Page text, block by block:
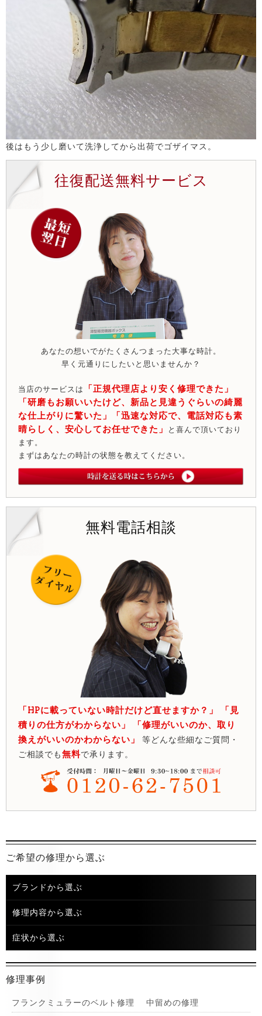
後はもう少し磨いて洗浄してから出荷でゴザイマス。
往復配送無料サービス
あなたの想いでがたくさんつまった大事な時計。
早く元通りにしたいと思いませんか？
当店のサービスは
「正規代理店より安く修理できた」
「研磨もお願いいたけど、新品と見違うぐらいの綺麗
な仕上がりに驚いた」「迅速な対応で、電話対応も素
晴らしく、安心してお任せできた」
と喜んで頂いており
ます。
まずはあなたの時計の状態を教えてください。
無料電話相談
「HPに載っていない時計だけど直せますか？」 「見
積りの仕方がわからない」 「修理がいいのか、取り
換えがいいのかわからない」
等どんな些細なご質問・
ご相談でも無料で承ります。
ご希望の修理から選ぶ
ブランドから選ぶ
修理内容から選ぶ
症状から選ぶ
修理事例
フランクミュラーのベルト修理 中留めの修理